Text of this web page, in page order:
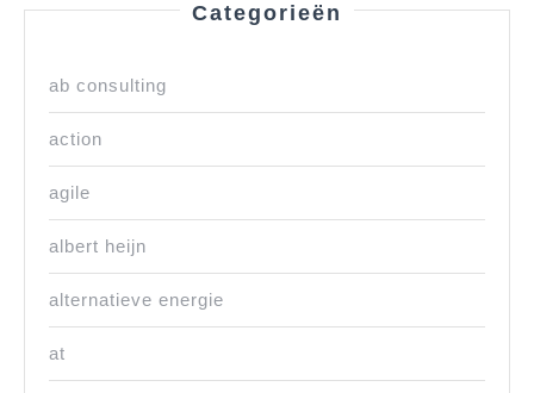
Categorieën
ab consulting
action
agile
albert heijn
alternatieve energie
at